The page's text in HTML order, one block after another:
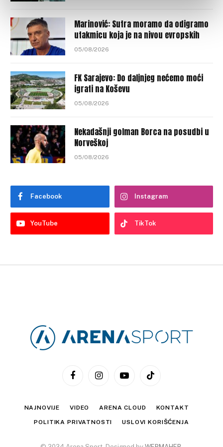
Marinović: Sutra moramo da odigramo
utakmicu koja je na nivou evropskih
05/08/2026
FK Sarajevo: Do daljnjeg nećemo moći
igrati na Koševu
05/08/2026
Nekadašnji golman Borca na posudbi u
Norveškoj
05/08/2026
Facebook Instagram
YouTube TikTok
FacebookInstagramYouTubeTikTok
NAJNOVIJE VIDEO ARENA CLOUD KONTAKT
POLITIKA PRIVATNOSTI USLOVI KORIŠĆENJA